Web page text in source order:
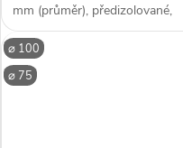
mm (průměr), předizolované,
materiál pozink. ocel, materiál
izolace (FEF elastomerová
pěna), snadná instalace, požární
bezpečnost třídy B,...
⌀ 100
⌀ 75